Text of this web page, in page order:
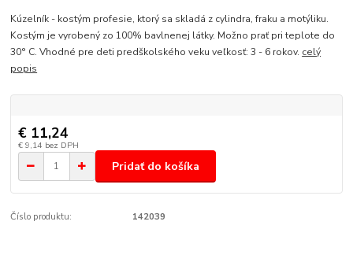
Kúzelník - kostým profesie, ktorý sa skladá z cylindra, fraku a motýliku.
Kostým je vyrobený zo 100% bavlnenej látky. Možno prať pri teplote do
30° C. Vhodné pre deti predškolského veku veľkosť: 3 - 6 rokov. celý
popis
€ 11,24
€ 9,14 bez DPH
Pridať do košíka
Číslo produktu: 142039